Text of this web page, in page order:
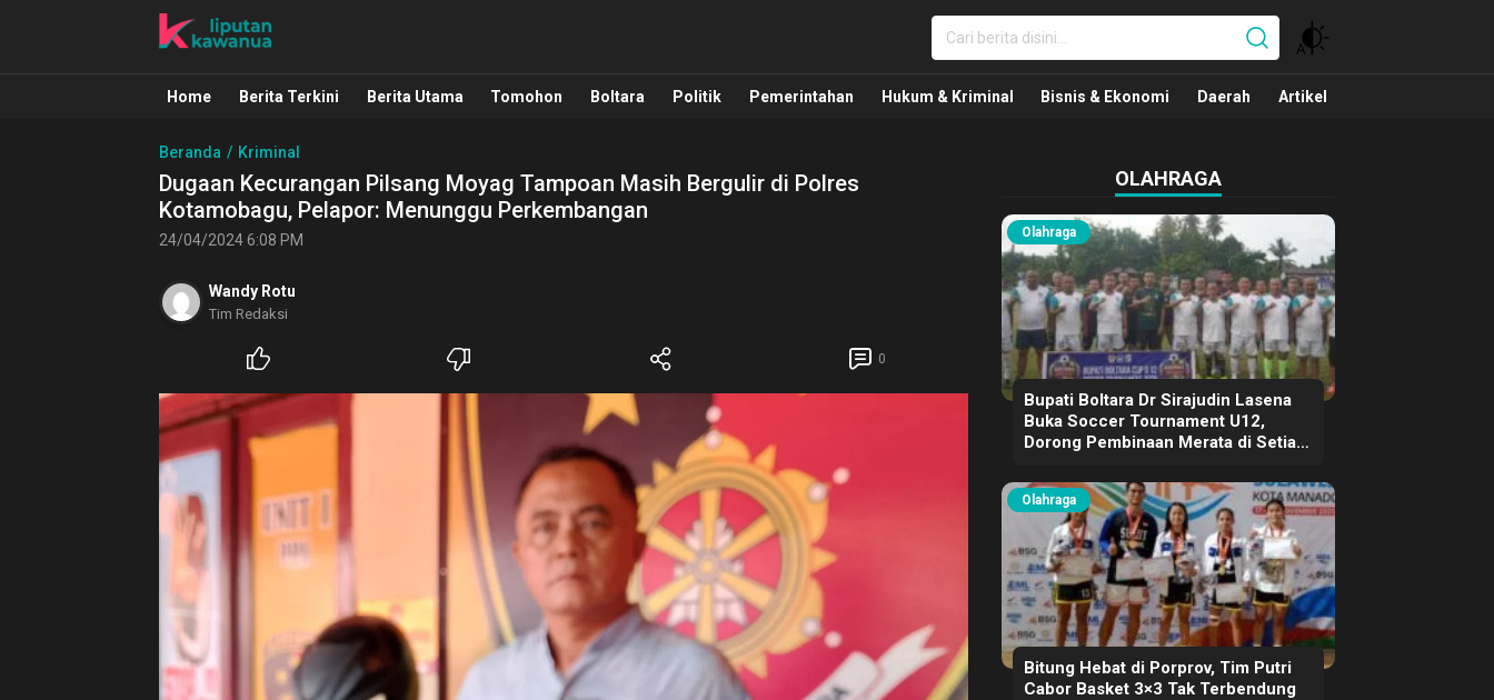
Liputan Kawanua
Berita Manado, Sulawesi Utara, Kawanua, Politik, Pemerintahan, Hukum Kriminal dan Nasional
Home Berita Terkini Berita Utama Tomohon Boltara Politik Pemerintahan Hukum & Kriminal Bisnis & Ekonomi Daerah Artikel
Beranda Kriminal
Dugaan Kecurangan Pilsang Moyag Tampoan Masih Bergulir di Polres
Kotamobagu, Pelapor: Menunggu Perkembangan
24/04/2024 6:08 PM
Wandy Rotu
Tim Redaksi
0
OLAHRAGA
Olahraga
Bupati Boltara Dr Sirajudin Lasena
Buka Soccer Tournament U12,
Dorong Pembinaan Merata di Setiap
Olahraga
Bitung Hebat di Porprov, Tim Putri
Cabor Basket 3×3 Tak Terbendung